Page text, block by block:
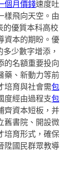
個月價錢速度吐
樣飛向天空。由
的優質本科高校
資本的期盼。優
少數字增添，
的名額重要投向
藥、新動力等前
培育與社會需包
度經由過程支包
齊資本短板，并
舊書院、開設微
培育形式，確保
陞國民群眾教導